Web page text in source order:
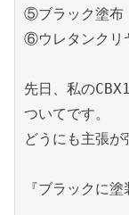
⑤ブラック塗布
⑥ウレタンクリ
先日、私の
ついてです。
どうにも主張が
『ブラックに塗